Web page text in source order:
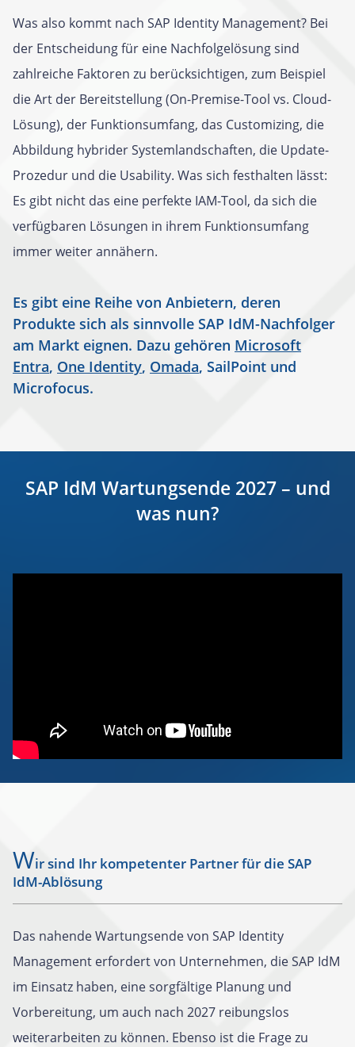
Was also kommt nach SAP Identity Management? Bei
der Entscheidung für eine Nachfolgelösung sind
zahlreiche Faktoren zu berücksichtigen, zum Beispiel
die Art der Bereitstellung (On-Premise-Tool vs. Cloud-
Lösung), der Funktionsumfang, das Customizing, die
Abbildung hybrider Systemlandschaften, die Update-
Prozedur und die Usability. Was sich festhalten lässt:
Es gibt nicht das eine perfekte IAM-Tool, da sich die
verfügbaren Lösungen in ihrem Funktionsumfang
immer weiter annähern.
Es gibt eine Reihe von Anbietern, deren
Produkte sich als sinnvolle SAP IdM-Nachfolger
am Markt eignen. Dazu gehören Microsoft
Entra, One Identity, Omada, SailPoint und
Microfocus.
SAP IdM Wartungsende 2027 – und
was nun?
Wir sind Ihr kompetenter Partner für die SAP
IdM-Ablösung
Das nahende Wartungsende von SAP Identity
Management erfordert von Unternehmen, die SAP IdM
im Einsatz haben, eine sorgfältige Planung und
Vorbereitung, um auch nach 2027 reibungslos
weiterarbeiten zu können. Ebenso ist die Frage zu